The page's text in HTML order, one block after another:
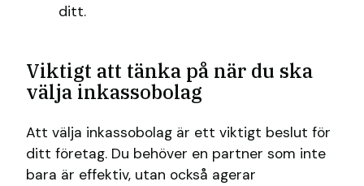
ditt.
Viktigt att tänka på när du ska
välja inkassobolag
Att välja inkassobolag är ett viktigt beslut för
ditt företag. Du behöver en partner som inte
bara är effektiv, utan också agerar